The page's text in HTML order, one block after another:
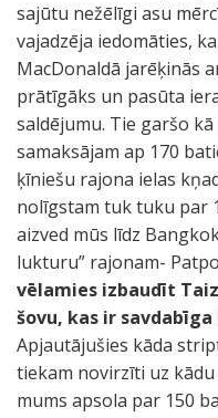
sajūtu nežēlīgi asu
vajadzēja iedomāties,
MacDonaldā jarēķinās
prātīgāks un pasūta
saldējumu. Tie garšo
samaksājam ap 170
ķīniešu rajona ielas
nolīgstam tuk tuku par
aizved mūs līdz
lukturu” rajonam-
vēlamies izbaudīt
šovu, kas ir
Apjautājušies kāda
tiekam novirzīti uz
mums apsola par 150